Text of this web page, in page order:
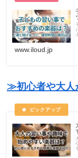
www.iloud.jp
≫初心者や大人